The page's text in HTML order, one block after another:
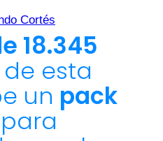
18.345
esta
un pack
para